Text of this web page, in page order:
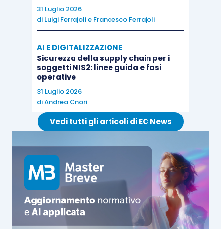
Già l’Amministrazione finanziaria, con le
affinchél’attività di assunzione di
partecipazioni in società “industriali” risulti
prevalente, occorre che ricorrano
congiuntamenteun
stabiliti dall’articolo 13, comma 1, D.M.
articolo 10, comma 10, D.Lgs. 141/2010.
Con leistruzioni alla dichiarazione Irap 2014,
l’Agenzia delle entrate è nuovamente intervenuta
precisando che, al fine dell’accertamento
dell’esercizio esclusivo o prevalente, occorre
31 Luglio 2026
di Luigi Ferrajolie Francesco Ferrajoli
AI E DIGITALIZZAZIONE
Sicurezza della supply chain per i
soggetti NIS2: linee guida e fasi
operative
31 Luglio 2026
diAndrea Onori
Vedi tutti gli articoli di EC News